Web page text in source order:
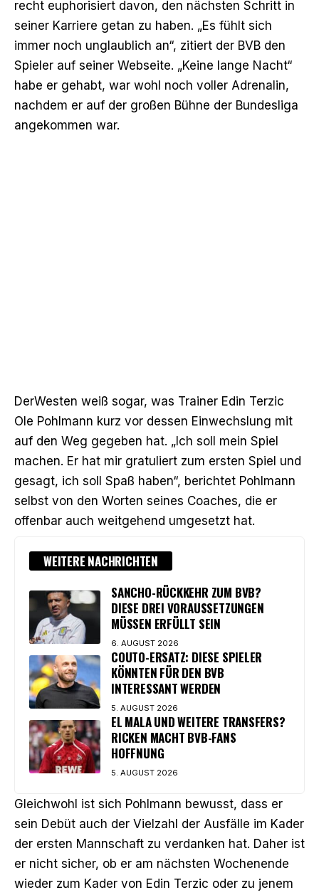
recht euphorisiert davon, den nächsten Schritt in
seiner Karriere getan zu haben. „Es fühlt sich
immer noch unglaublich an“, zitiert der BVB den
Spieler auf seiner Webseite. „Keine lange Nacht“
habe er gehabt, war wohl noch voller Adrenalin,
nachdem er auf der großen Bühne der Bundesliga
angekommen war.
DerWesten weiß sogar, was Trainer Edin Terzic
Ole Pohlmann kurz vor dessen Einwechslung mit
auf den Weg gegeben hat. „Ich soll mein Spiel
machen. Er hat mir gratuliert zum ersten Spiel und
gesagt, ich soll Spaß haben“, berichtet Pohlmann
selbst von den Worten seines Coaches, die er
offenbar auch weitgehend umgesetzt hat.
WEITERE NACHRICHTEN
SANCHO-RÜCKKEHR ZUM BVB?
DIESE DREI VORAUSSETZUNGEN
MÜSSEN ERFÜLLT SEIN
6. AUGUST 2026
COUTO-ERSATZ: DIESE SPIELER
KÖNNTEN FÜR DEN BVB
INTERESSANT WERDEN
5. AUGUST 2026
EL MALA UND WEITERE TRANSFERS?
RICKEN MACHT BVB-FANS
HOFFNUNG
5. AUGUST 2026
Gleichwohl ist sich Pohlmann bewusst, dass er
sein Debüt auch der Vielzahl der Ausfälle im Kader
der ersten Mannschaft zu verdanken hat. Daher ist
er nicht sicher, ob er am nächsten Wochenende
wieder zum Kader von Edin Terzic oder zu jenem